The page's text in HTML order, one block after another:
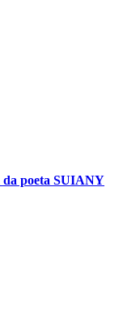
da poeta SUIANY